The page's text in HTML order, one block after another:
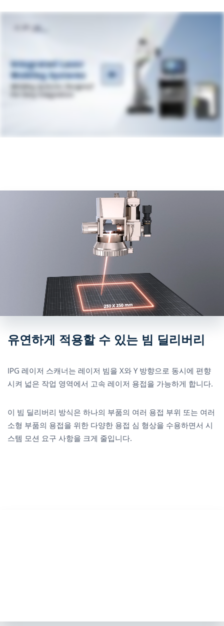
유연하게 적용할 수 있는 빔 딜리버리
IPG 레이저 스캐너는 레이저 빔을 X와 Y 방향으로 동시에 편향
시켜 넓은 작업 영역에서 고속 레이저 용접을 가능하게 합니다.
이 빔 딜리버리 방식은 하나의 부품의 여러 용접 부위 또는 여러
소형 부품의 용접을 위한 다양한 용접 심 형상을 수용하면서 시
스템 모션 요구 사항을 크게 줄입니다.